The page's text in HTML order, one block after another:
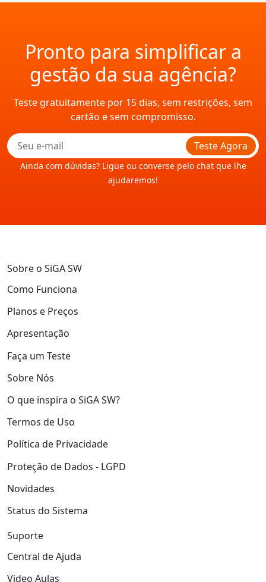
Pronto para simplificar a
gestão da sua agência?
Teste gratuitamente por 15 dias, sem restrições, sem
cartão e sem compromisso.
Teste Agora
Ainda com dúvidas? Ligue ou converse pelo chat que lhe
ajudaremos!
Sobre o SiGA SW
Como Funciona
Planos e Preços
Apresentação
Faça um Teste
Sobre Nós
O que inspira o SiGA SW?
Termos de Uso
Política de Privacidade
Proteção de Dados - LGPD
Novidades
Status do Sistema
Suporte
Central de Ajuda
Video Aulas